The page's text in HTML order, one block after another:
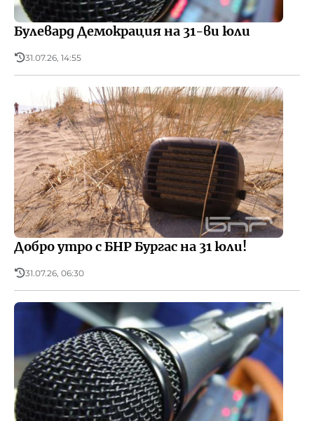
Булевард Демокрация на 31-ви юли
31.07.26, 14:55
Добро утро с БНР Бургас на 31 юли!
31.07.26, 06:30